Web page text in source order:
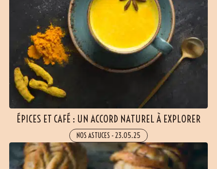
ÉPICES ET CAFÉ : UN ACCORD NATUREL À EXPLORER
NOS ASTUCES - 23.05.25